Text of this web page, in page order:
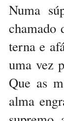
Numa
chamado
terna e
uma vez
Que as
alma